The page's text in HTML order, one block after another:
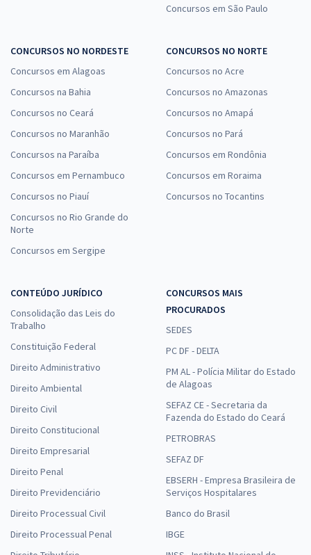
Concursos em São Paulo
CONCURSOS NO NORDESTE
Concursos em Alagoas
Concursos na Bahia
Concursos no Ceará
Concursos no Maranhão
Concursos na Paraíba
Concursos em Pernambuco
Concursos no Piauí
Concursos no Rio Grande do
Norte
Concursos em Sergipe
CONCURSOS NO NORTE
Concursos no Acre
Concursos no Amazonas
Concursos no Amapá
Concursos no Pará
Concursos em Rondônia
Concursos em Roraima
Concursos no Tocantins
CONTEÚDO JURÍDICO
Consolidação das Leis do
Trabalho
Constituição Federal
Direito Administrativo
Direito Ambiental
Direito Civil
Direito Constitucional
Direito Empresarial
Direito Penal
Direito Previdenciário
Direito Processual Civil
Direito Processual Penal
CONCURSOS MAIS
PROCURADOS
SEDES
PC DF - DELTA
PM AL - Polícia Militar do Estado
de Alagoas
SEFAZ CE - Secretaria da
Fazenda do Estado do Ceará
PETROBRAS
SEFAZ DF
EBSERH - Empresa Brasileira de
Serviços Hospitalares
Banco do Brasil
IBGE